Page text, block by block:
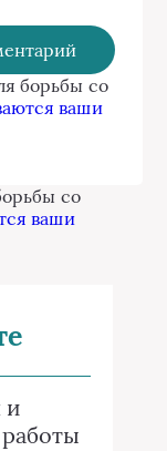
борьбы со
ваши
со
ваши
и